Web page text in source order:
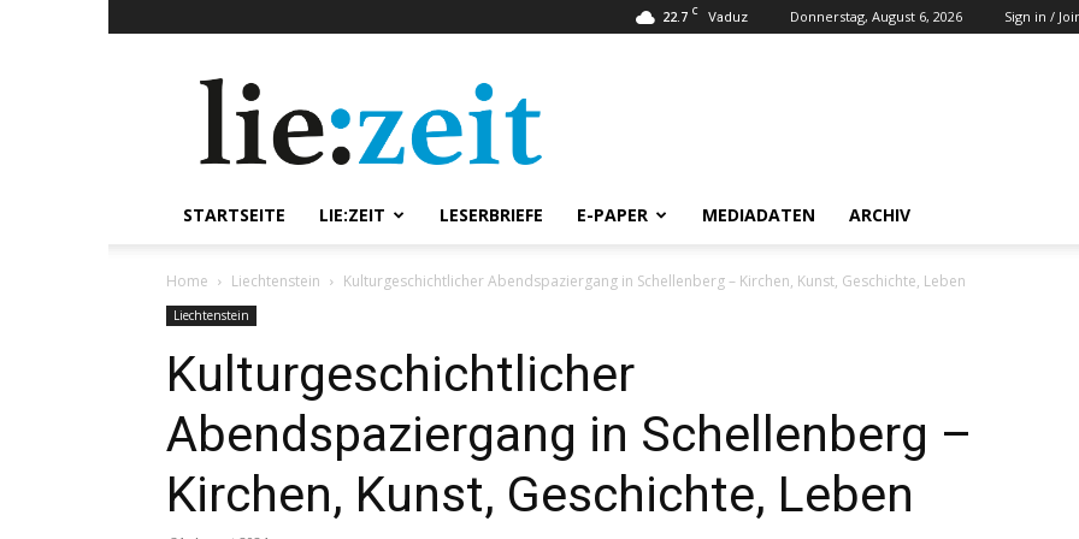
22.7 C Vaduz Donnerstag, August 6, 2026 Sign in /
STARTSEITE LIE:ZEIT LESERBRIEFE E-PAPER MEDIADATEN ARCHIV
Home Liechtenstein Kulturgeschichtlicher Abendspaziergang in Schellenberg – Kirchen, Kunst, Geschichte, Leben
Liechtenstein
Kulturgeschichtlicher
Abendspaziergang in Schellenberg –
Kirchen, Kunst, Geschichte, Leben